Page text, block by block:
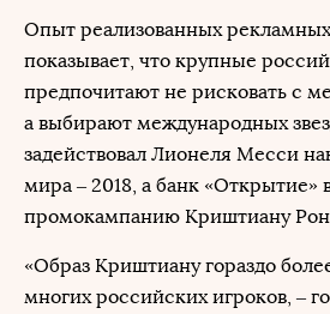
Опыт реализованных
показывает, что крупные
предпочитают не рисковать с
а выбирают международных
задействовал Лионеля Месси
мира – 2018, а банк «Открытие»
промокампанию Криштиану
«Образ Криштиану гораздо
многих российских игроков, –